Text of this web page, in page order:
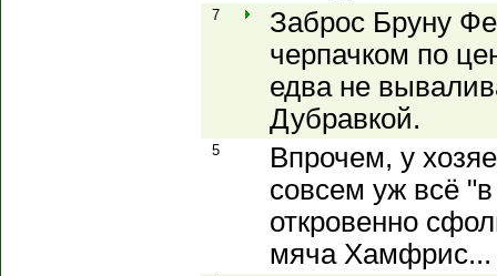
7
Заброс Бруну
черпачком по
едва не
Дубравкой.
5
Впрочем, у
совсем уж всё
откровенно
мяча Хамфрис...